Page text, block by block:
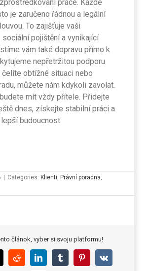
práce. Každé
je zaručeno řádnou a legální
To zajišťuje vaši
pojištění a vynikající
vám také dopravu přímo k
nepřetržitou podporu
obtížné situaci nebo
můžete nám kdykoli zavolat.
mít vždy přítele. Přidejte
dnes, získejte stabilní práci a
budoucnost.
Categories: Klienti, Právní poradna,
článok, vyber si svoju platformu!
RedditLinkedInTumblrPinterest
Vk